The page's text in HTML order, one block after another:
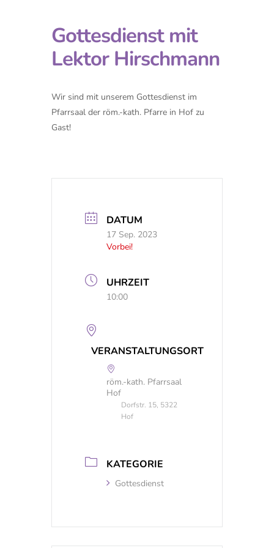
Gottesdienst mit
Lektor Hirschmann
Wir sind mit unserem Gottesdienst im
Pfarrsaal der röm.-kath. Pfarre in Hof zu
Gast!
DATUM
17 Sep. 2023
Vorbei!
UHRZEIT
10:00
VERANSTALTUNGSORT
röm.-kath. Pfarrsaal
Hof
Dorfstr. 15, 5322
Hof
KATEGORIE
Gottesdienst